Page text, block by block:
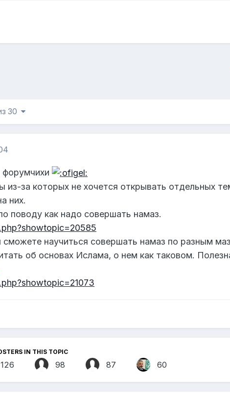
30
форумчихи
за которых не хочется открывать отдельных
них.
поводу как надо совершать намаз.
научиться совершать намаз по разным
об основах Ислама, о нем как таковом.
IN THIS TOPIC
126 98 87 60